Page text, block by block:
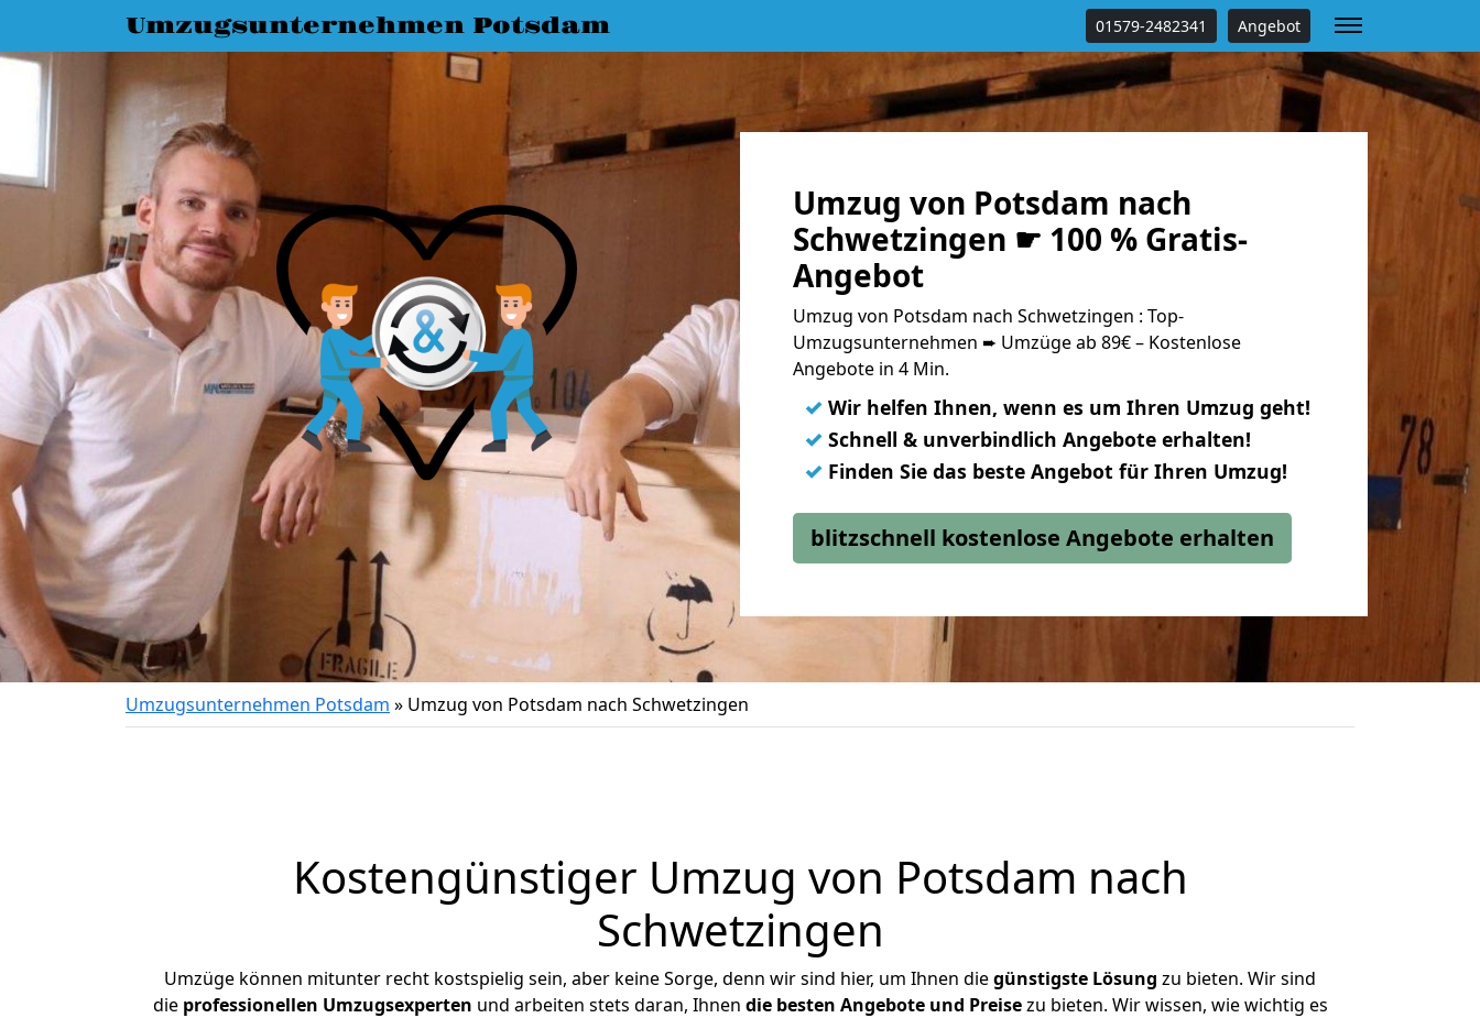
Umzugsunternehmen Potsdam 01579-2482341 Angebot
Umzug von Potsdam nach
Schwetzingen ☛ 100 % Gratis-
Angebot
Umzug von Potsdam nach Schwetzingen : Top-
Umzugsunternehmen ➨ Umzüge ab 89€ – Kostenlose
Angebote in 4 Min.
✓ Wir helfen Ihnen, wenn es um Ihren Umzug geht!
✓ Schnell & unverbindlich Angebote erhalten!
✓ Finden Sie das beste Angebot für Ihren Umzug!
blitzschnell kostenlose Angebote erhalten
Umzugsunternehmen Potsdam » Umzug von Potsdam nach Schwetzingen
Kostengünstiger Umzug von Potsdam nach
Schwetzingen
Umzüge können mitunter recht kostspielig sein, aber keine Sorge, denn wir sind hier, um Ihnen diegünstigste Lösung zu bieten. Wir sind
die professionellen Umzugsexperten und arbeiten stets daran, Ihnen die besten Angebote und Preisezu bieten. Wir wissen, wie wichtig es